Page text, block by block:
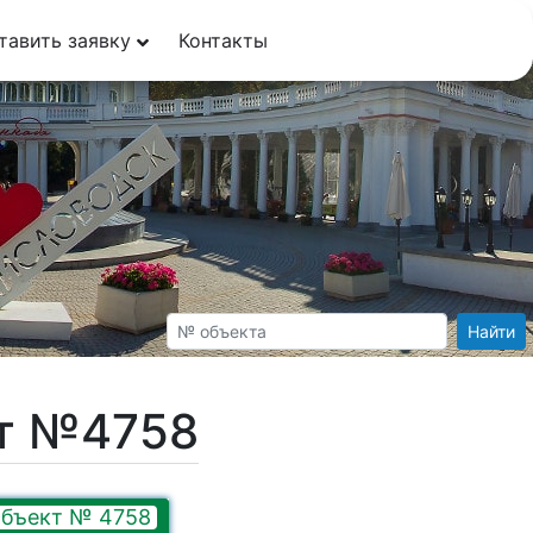
заявку Контакты
Найти
№4758
№ 4758